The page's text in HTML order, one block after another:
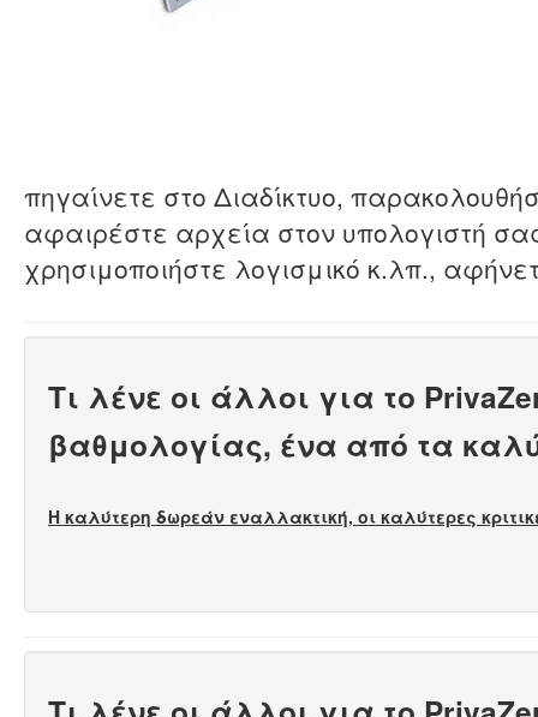
πηγαίνετε στο Διαδίκτυο,
αφαιρέστε αρχεία στον υπολογιστή
χρησιμοποιήστε λογισμικό κ.λπ.,
Τι λένε οι άλλοι για το
βαθμολογίας, ένα από τα
Η καλύτερη δωρεάν εναλλακτική, οι καλύτερες